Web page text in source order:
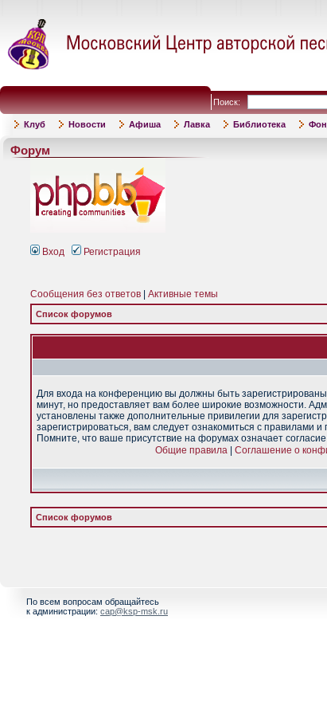
Поиск:
Клуб Новости Афиша Лавка Библиотека
Форум
Вход Регистрация
Сообщения без ответов Активные темы
Список форумов
Для входа на конференцию вы должны быть
минут, но предоставляет вам более широкие возможности.
установлены также дополнительные привилегии для
зарегистрироваться, вам следует ознакомиться с правилами
Помните, что ваше присутствие на форумах означает
Общие правила
Соглашение о
Список форумов
По всем вопросам обращайтесь
к администрации: cap@ksp-msk.ru